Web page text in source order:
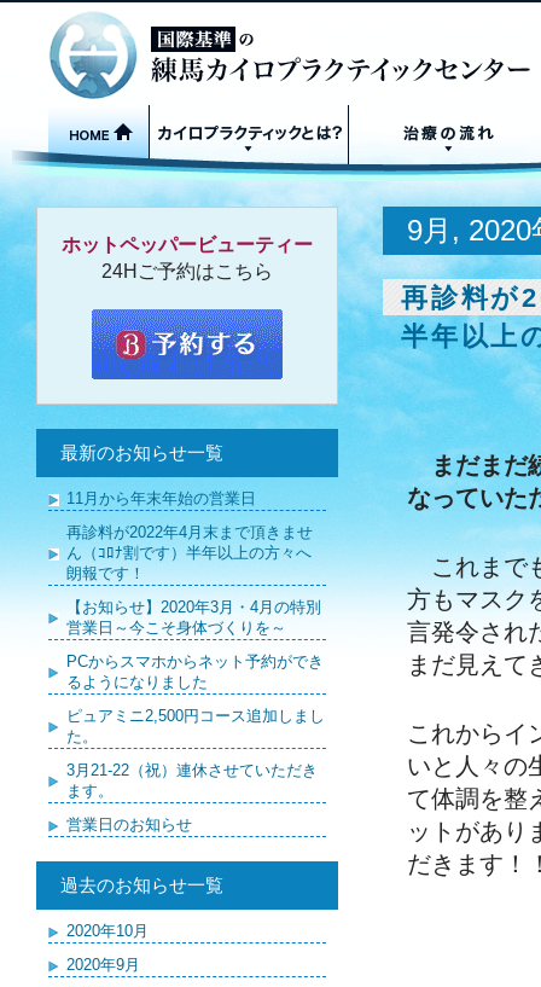
9月, 2020
再診料が
半年以上
まだまだ
なっていた
これまで
方もマスク
言発令され
まだ見えて
これからイ
いと人々の
て体調を整
ットがあり
だきます！
ホットペッパービューティー
24Hご予約はこちら
最新のお知らせ一覧
11月から年末年始の営業日
再診料が2022年4月末まで頂きませ
ん（ｺﾛﾅ割です）半年以上の方々へ
朗報です！
【お知らせ】2020年3月・4月の特別
営業日～今こそ身体づくりを～
PCからスマホからネット予約ができ
るようになりました
ピュアミニ2,500円コース追加しまし
た。
3月21-22（祝）連休させていただき
ます。
営業日のお知らせ
過去のお知らせ一覧
2020年10月
2020年9月